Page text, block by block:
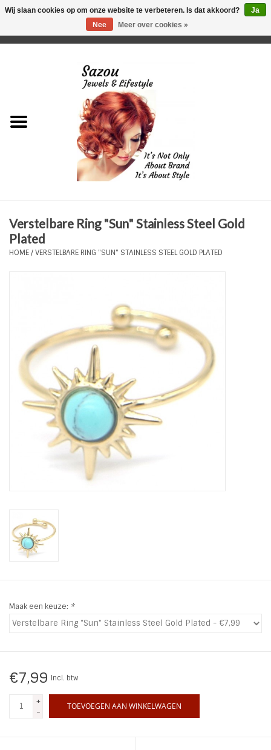
Just for Him
Plus Size Sieraden
Haaraccesoires
Zonnebrillen
Fashion
ON THE BEACH
LIFESTYLE PRODUCTEN
SALE
Verstelbare Ring "Sun" Stainless Steel Gold
Plated
HOME/VERSTELBARE RING "SUN" STAINLESS STEEL GOLD PLATED
Maak een keuze: *
€7,99 Incl. btw
+
-
TOEVOEGEN AAN WINKELWAGEN
Wij slaan cookies op om onze website te verbeteren. Is dat akkoord?
Ja
Nee
Meer over cookies »